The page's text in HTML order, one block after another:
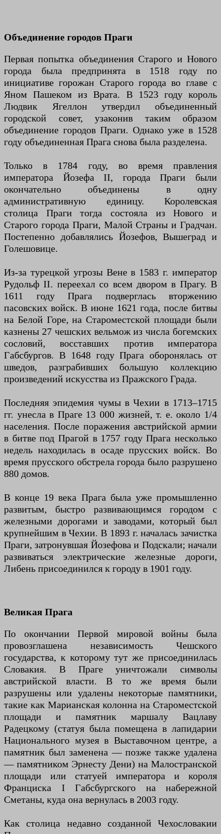
Объединение городов Праги
Первая попытка объединения Старого и Нового
города была предпринята в 1518 году по
инициативе горожан Старого города во главе с
Яном Пашеком из Врата. В 1523 году король
Людвик Ягеллон утвердил объединенный
городской совет, узаконив таким образом
объединение городов Праги. Однако уже в 1528
году объединенная Прага снова была разделена.
Только в 1784 году, во время правления
императора Йозефа II, города Праги были
окончательно объединены в одну
административную единицу. Королевская
столица Праги тогда состояла из Нового и
Старого города Праги, Малой Страны и Градчан.
Постепенно добавлялись Йозефов, Вышеград и
Голешовице.
Из-за турецкой угрозы Вене в 1583 г. император
Рудольф II. переехал со всем двором в Прагу. В
1611 году Прага подверглась вторжению
пасовских войск. В июне 1621 года, после битвы
на Белой Горе, на Староместской площади были
казнены 27 чешских вельмож из числа богемских
сословий, восставших против императора
Габсбургов. В 1648 году Прага оборонялась от
шведов, разграбивших большую коллекцию
произведений искусства из Пражского Града.
Последняя эпидемия чумы в Чехии в 1713–1715
гг. унесла в Праге 13 000 жизней, т. е. около 1/4
населения. После поражения австрийской армии
в битве под Прагой в 1757 году Прага несколько
недель находилась в осаде прусских войск. Во
время прусского обстрела города было разрушено
880 домов.
В конце 19 века Прага была уже промышленно
развитым, быстро развивающимся городом с
железными дорогами и заводами, который был
крупнейшим в Чехии. В 1893 г. началась зачистка
Праги, затронувшая Йозефова и Подскали; начали
развиваться электрические железные дороги,
Либень присоединился к городу в 1901 году.
Великая Прага
По окончании Первой мировой войны была
провозглашена независимость Чешского
государства, к которому тут же присоединилась
Словакия. В Праге уничтожали символы
австрийской власти. В то же время были
разрушены или удалены некоторые памятники,
такие как Марианская колонна на Староместской
площади и памятник маршалу Вацлаву
Радецкому (статуя была помещена в лапидарии
Национального музея в Выставочном центре, а
памятник был заменена — позже также удалена
— памятником Эрнесту Дени) на Малостранской
площади или статуей императора и короля
Франциска I Габсбургского на набережной
Сметаны, куда она вернулась в 2003 году.
Как столица недавно созданной Чехословакии